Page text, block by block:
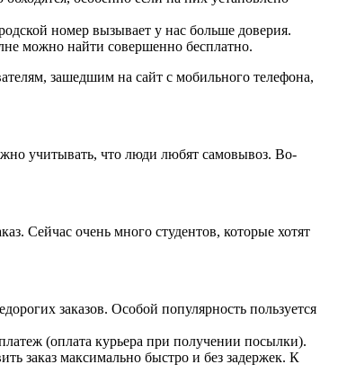
номер вызывает у нас больше доверия.
можно найти совершенно бесплатно.
зашедшим на сайт с мобильного телефона,
учитывать, что люди любят самовывоз. Во-
Сейчас очень много студентов, которые хотят
заказов. Особой популярность пользуется
(оплата курьера при получении посылки).
заказ максимально быстро и без задержек. К